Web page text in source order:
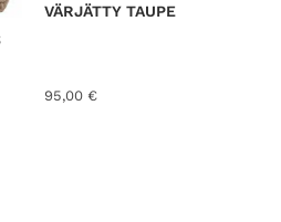
VÄRJÄTTY TAUPE
95,00 €